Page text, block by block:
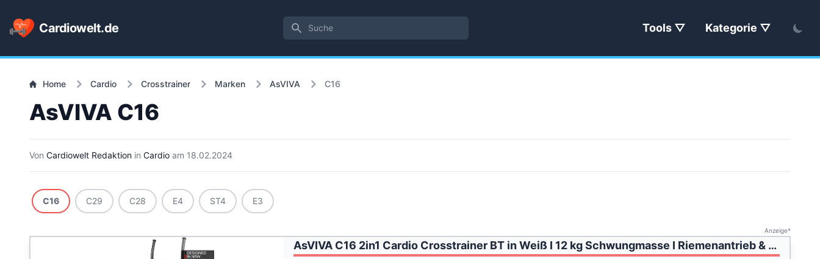
Cardiowelt.de Suche Tools Kategorie
Home Cardio Crosstrainer Marken AsVIVA C16
AsVIVA C16
Von Cardiowelt Redaktion in Cardio am 18.02.2024
C16 C29 C28 E4 ST4 E3
Anzeige*
AsVIVA C16 2in1 Cardio Crosstrainer BT in Weiß I 12 kg Schwungmasse I Riemenantrieb & Magnetbremssystem I Acht Widerstandsstufen I Ausdauertraining I Max. Gewichtsbelastung 110 kg I 109 x 56 x 162 cm